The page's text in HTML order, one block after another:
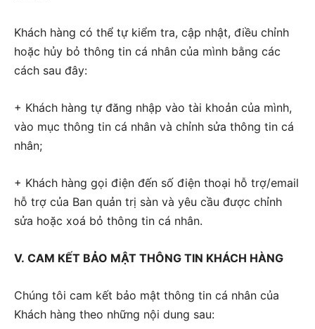
Khách hàng có thể tự kiểm tra, cập nhật, điều chỉnh
hoặc hủy bỏ thông tin cá nhân của mình bằng các
cách sau đây:
+ Khách hàng tự đăng nhập vào tài khoản của mình,
vào mục thông tin cá nhân và chỉnh sửa thông tin cá
nhân;
+ Khách hàng gọi điện đến số điện thoại hỗ trợ/email
hỗ trợ của Ban quản trị sàn và yêu cầu được chỉnh
sửa hoặc xoá bỏ thông tin cá nhân.
V. CAM KẾT BẢO MẬT THÔNG TIN KHÁCH HÀNG
Chúng tôi cam kết bảo mật thông tin cá nhân của
Khách hàng theo những nội dung sau: